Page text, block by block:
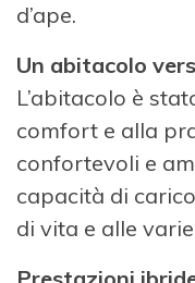
d’ape.
Un abitacolo
L’abitacolo è
comfort e alla
confortevoli e
capacità di
di vita e alle